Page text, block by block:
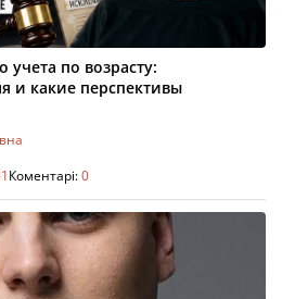
учета по возрасту:
и какие перспективы
Коментарі:0